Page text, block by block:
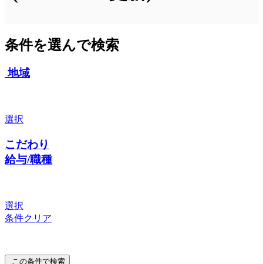
条件を選んで検索
地域
選択
こだわり
給与/職種
選択
条件クリア
この条件で検索